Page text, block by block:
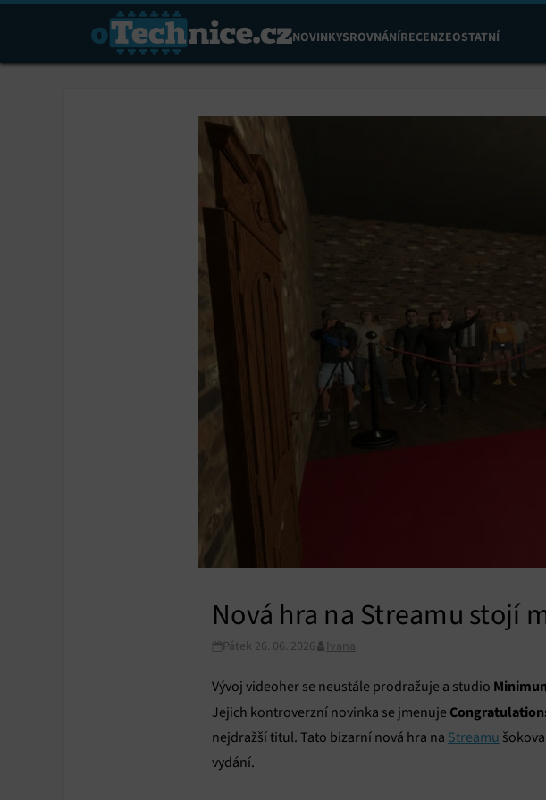
NOVINKYSROVNÁNÍRECENZEOSTATNÍ
Nová hra na Streamu stojí
Pátek 26. 06. 2026 Ivana
Vývoj videoher se neustále prodražuje a studio
Jejich kontroverzní novinka se jmenuje
nejdražší titul. Tato bizarní nová hra na Streamu
vydání.